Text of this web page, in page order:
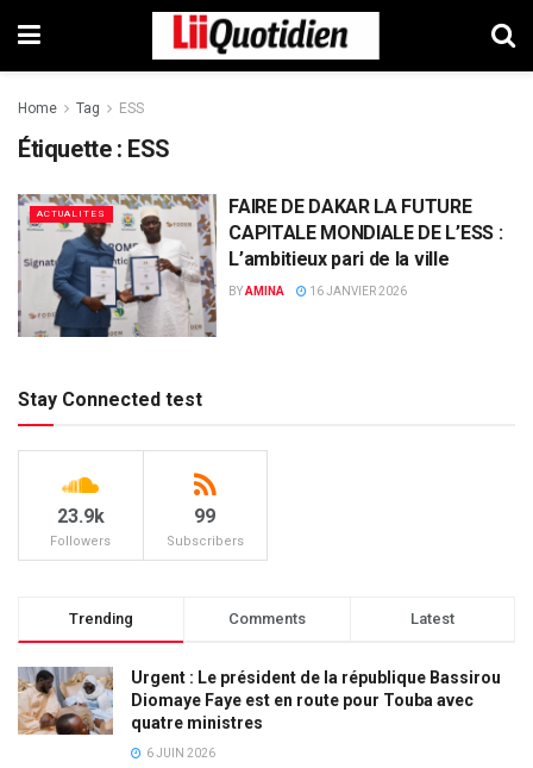
Home Tag ESS
Étiquette : ESS
ACTUALITES
FAIRE DE DAKAR LA FUTURE
CAPITALE MONDIALE DE L’ESS :
L’ambitieux pari de la ville
BYAMINA 16 JANVIER 2026
Stay Connected test
23.9k
Followers
99
Subscribers
Trending Comments Latest
Urgent : Le président de la république Bassirou
Diomaye Faye est en route pour Touba avec
quatre ministres
6 JUIN 2026